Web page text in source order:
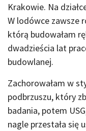
Krakowie. Na
W lodówce zawsze
którą budowałam
dwadzieścia lat
budowlanej.
Zachorowałam w
podbrzuszu, który
badania, potem
nagle przestała się